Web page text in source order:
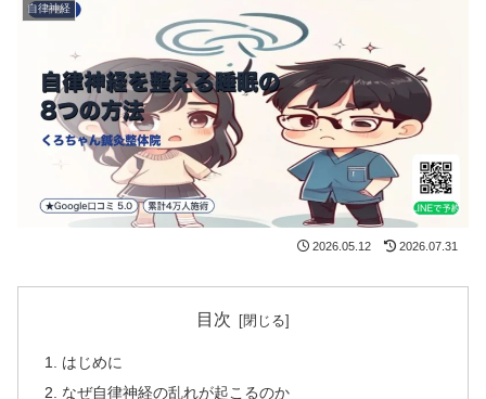
自律神経
2026.05.12 2026.07.31
目次
はじめに
なぜ自律神経の乱れが起こるのか